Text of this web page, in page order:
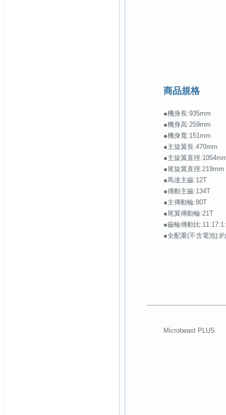
商品規格
●機身長:935mm
●機身高:259mm
●機身寬:151mm
●主旋翼長:470mm
●主旋翼直徑
●尾旋翼直徑:219mm
●馬達主齒:12T
●傳動主齒:134T
●主傳動輪:80T
●尾翼傳動輪:21T
●齒輪傳動比
●全配重(不含電池):
Microbeast PLUS